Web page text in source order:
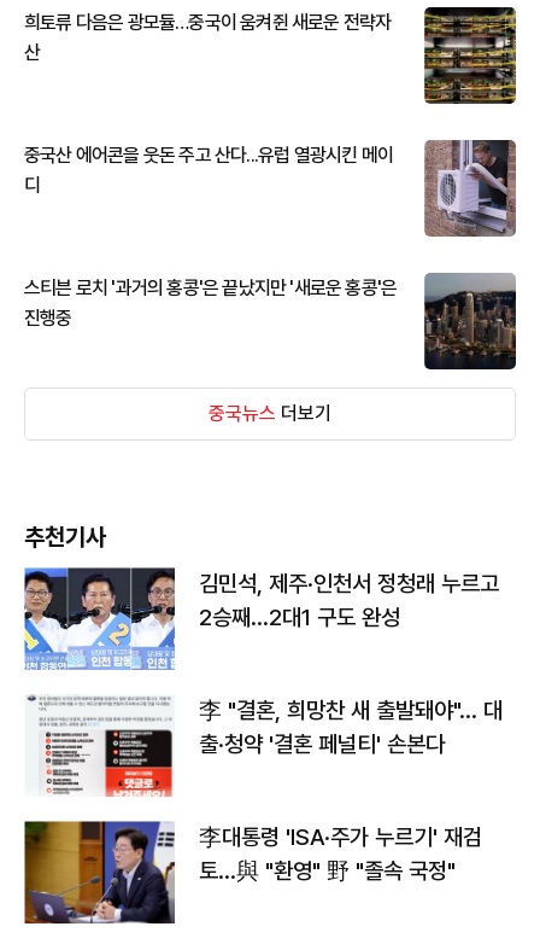
희토류 다음은 광모듈…중국이 움켜쥔 새로운 전략자
산
중국산 에어콘을 웃돈 주고 산다...유럽 열광시킨 메이
디
스티븐 로치 '과거의 홍콩'은 끝났지만 '새로운 홍콩'은
진행중
중국뉴스 더보기
추천기사
김민석, 제주·인천서 정청래 누르고
2승째…2대1 구도 완성
李 "결혼, 희망찬 새 출발돼야"… 대
출·청약 '결혼 페널티' 손본다
李대통령 'ISA·주가 누르기' 재검
토…與 "환영" 野 "졸속 국정"